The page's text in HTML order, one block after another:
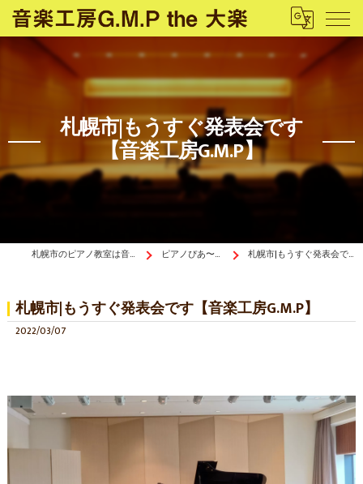
札幌市|もうすぐ発表会です
【音楽工房G.M.P】
札幌市のピアノ教室は音楽工房G.M.P the 大楽 ピアノぴあ〜の《ブログ》 札幌市|もうすぐ発表会です【音楽工房G.M.P】
札幌市|もうすぐ発表会です【音楽工房G.M.P】
2022/03/07